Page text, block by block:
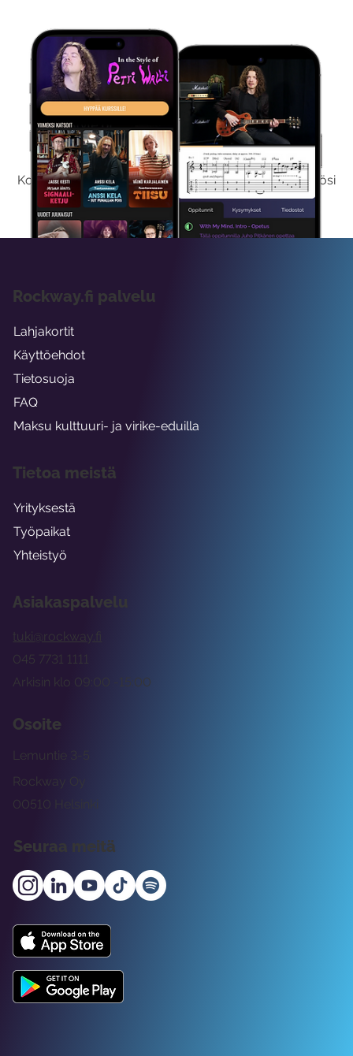
Kokeile Ilmaiseksi
Kokeilemalla ilmaiseksi saat koko sisältömme käyttöösi
viikon ajaksi.
Asiakaspalvelu
tuki@rockway.fi
Arkisin klo 09:00 -15:00
045 7731 1111
Osoite
Rockway Oy
Lemuntie 3-5
00510 Helsinki
Seuraa meitä
Rockway.fi palvelu
Lahjakortit
Käyttöehdot
Tietosuoja
FAQ
Maksu kulttuuri- ja virike-eduilla
Tietoa meistä
Yrityksestä
Työpaikat
Yhteistyö